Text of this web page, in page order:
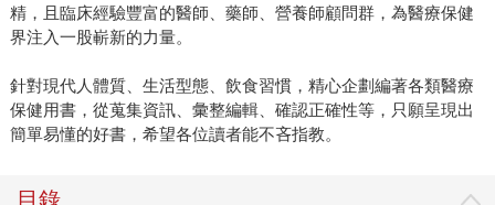
精，且臨床經驗豐富的醫師、藥師、營養師顧問群，為醫療保健
界注入一股嶄新的力量。
針對現代人體質、生活型態、飲食習慣，精心企劃編著各類醫療
保健用書，從蒐集資訊、彙整編輯、確認正確性等，只願呈現出
簡單易懂的好書，希望各位讀者能不吝指教。
目錄